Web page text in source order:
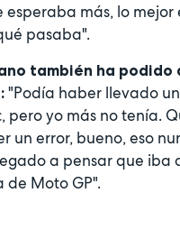
esperaba más, lo
pasaba".
también ha podido
"Podía haber llevado
pero yo más no tenía.
un error, bueno, eso
a pensar que iba
de Moto GP".